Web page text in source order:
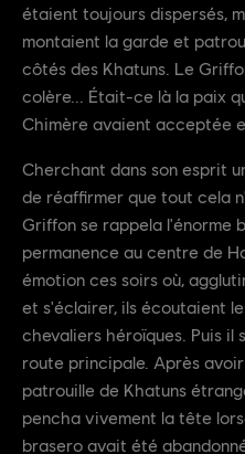
étaient toujours dispersés,
montaient la garde et
côtés des Khatuns. Le
colère... Était-ce là la paix
Chimère avaient acceptée
Cherchant dans son esprit
de réaffirmer que tout cela
Griffon se rappela l'énorme
permanence au centre de
émotion ces soirs où,
et s'éclairer, ils écoutaient
chevaliers héroïques. Puis il
route principale. Après
patrouille de Khatuns
pencha vivement la tête
brasero avait été